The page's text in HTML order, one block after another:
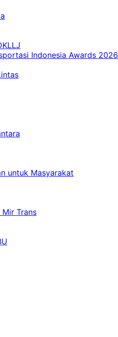
Indonesia Awards 2026
untuk Masyarakat
Mir Trans